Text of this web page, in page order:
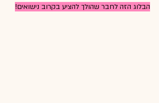
הבלוג הזה לחבר שהולך להציע בקרוב נישואים!